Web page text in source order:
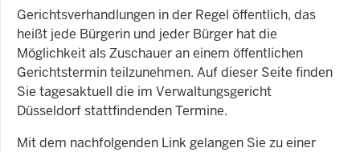
Gerichtsverhandlungen in der Regel öffentlich, das
heißt jede Bürgerin und jeder Bürger hat die
Möglichkeit als Zuschauer an einem öffentlichen
Gerichtstermin teilzunehmen. Auf dieser Seite finden
Sie tagesaktuell die im Verwaltungsgericht
Düsseldorf stattfindenden Termine.
Mit dem nachfolgenden Link gelangen Sie zu einer